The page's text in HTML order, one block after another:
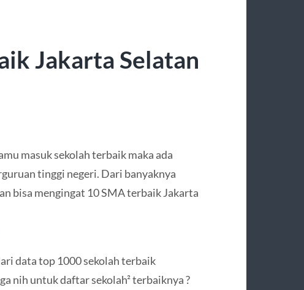
Jakarta Selatan
masuk sekolah terbaik maka ada
tinggi negeri. Dari banyaknya
bisa mengingat 10 SMA terbaik Jakarta
data top 1000 sekolah terbaik
nih untuk daftar sekolah² terbaiknya ?